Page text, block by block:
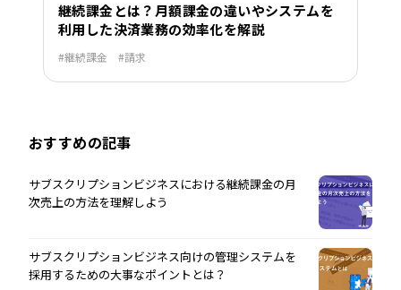
継続課金とは？月額課金の違いやシステムを
利用した決済業務の効率化を解説
継続課金 請求
おすすめの記事
サブスクリプションビジネスにおける継続課金の月
次売上の方法を理解しよう
サブスクリプションビジネス向けの管理システムを
採用するための大事なポイントとは？